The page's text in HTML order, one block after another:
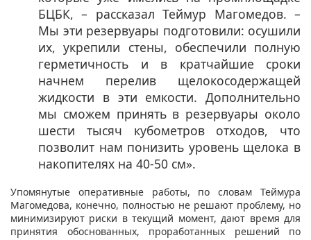
БЦБК, – рассказал Теймур Магомедов. –
Мы эти резервуары подготовили: осушили
их, укрепили стены, обеспечили полную
герметичность и в кратчайшие сроки
начнем перелив щелокосодержащей
жидкости в эти емкости. Дополнительно
мы сможем принять в резервуары около
шести тысяч кубометров отходов, что
позволит нам понизить уровень щелока в
накопителях на 40-50 см».​
Упомянутые оперативные работы, по словам Теймура
Магомедова, конечно, полностью не решают проблему, но
минимизируют риски в текущий момент, дают время для
принятия обоснованных, проработанных решений по